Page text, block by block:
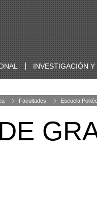
INVESTIGACIÓN
Facultades Escuela